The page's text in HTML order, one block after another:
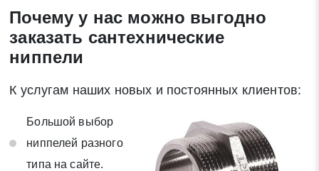
Почему у нас можно выгодно
заказать сантехнические
ниппели
К услугам наших новых и постоянных клиентов:
Большой выбор
ниппелей разного
типа на сайте.